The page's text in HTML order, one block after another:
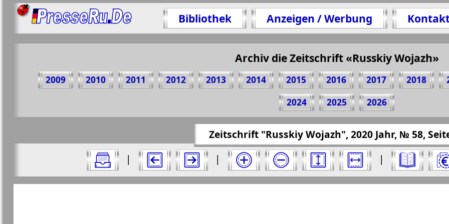
Bibliothek Anzeigen / Werbung
Archiv die Zeitschrift «Russkiy Wojazh»
2009 2010 2011 2012 2013 2014 2015 2016 2017 2018
2024
2025 2026
Alle Ausgaben Zeitschriften "Russkiy Wojazh" für 2020 Jahr. Wählen Sie eine
Zeitschrift "Russkiy Wojazh", 2020 Jahr, № 58,
|
| |
Teilen 11 Seite Zeitschrift "Russkiy Wojazh", № 58,
(Zum Kopieren klicken)
https://presseru.eu/?pub=russkiy-